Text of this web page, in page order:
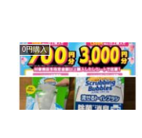
0円購入